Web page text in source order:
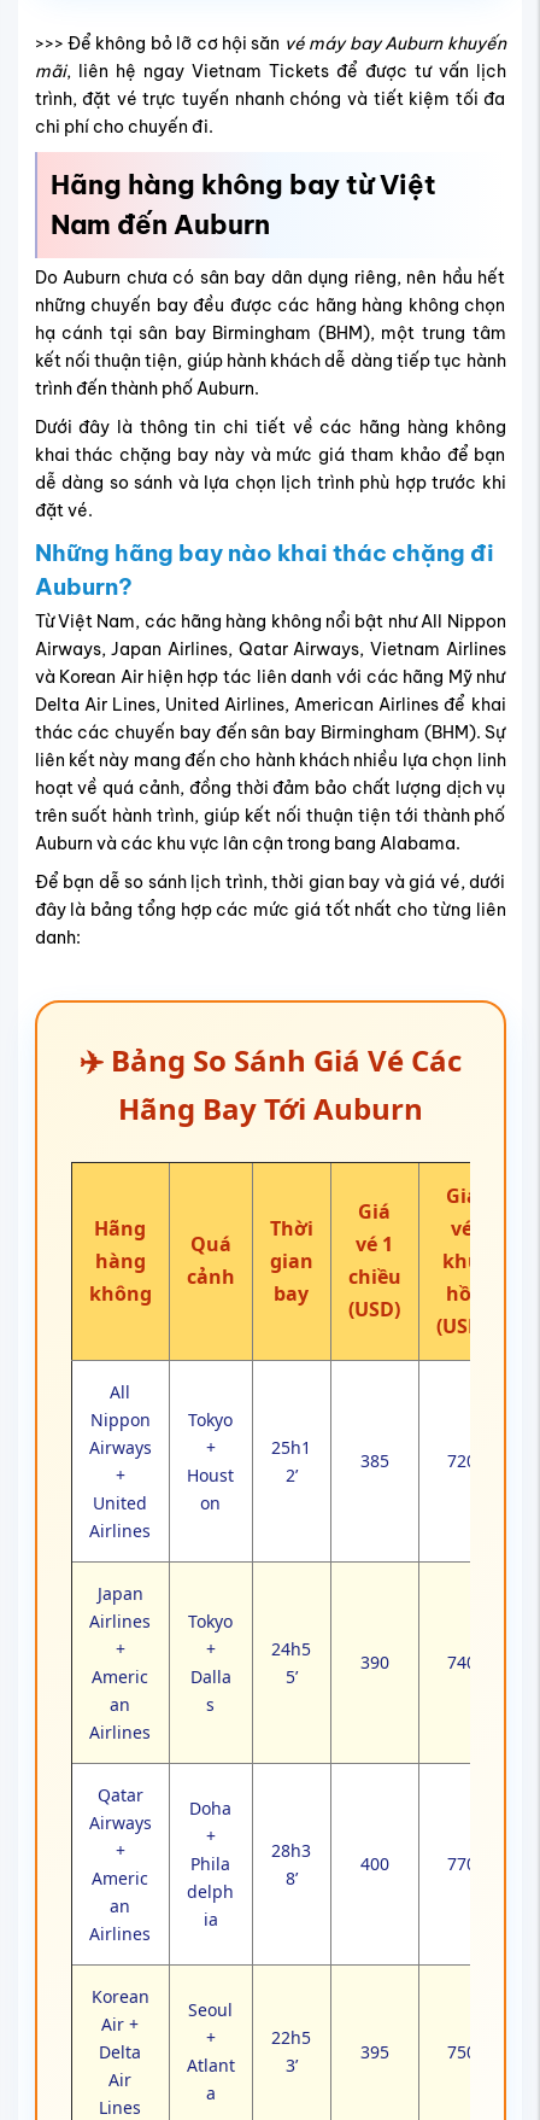
>>> Để không bỏ lỡ cơ hội săn vé máy bay Auburn khuyến
mãi, liên hệ ngay Vietnam Tickets để được tư vấn lịch
trình, đặt vé trực tuyến nhanh chóng và tiết kiệm tối đa
chi phí cho chuyến đi.
Hãng hàng không bay từ Việt
Nam đến Auburn
Do Auburn chưa có sân bay dân dụng riêng, nên hầu hết
những chuyến bay đều được các hãng hàng không chọn
hạ cánh tại sân bay Birmingham (BHM), một trung tâm
kết nối thuận tiện, giúp hành khách dễ dàng tiếp tục hành
trình đến thành phố Auburn.
Dưới đây là thông tin chi tiết về các hãng hàng không
khai thác chặng bay này và mức giá tham khảo để bạn
dễ dàng so sánh và lựa chọn lịch trình phù hợp trước khi
đặt vé.
Những hãng bay nào khai thác chặng đi
Auburn?
Từ Việt Nam, các hãng hàng không nổi bật như All Nippon
Airways, Japan Airlines, Qatar Airways, Vietnam Airlines
và Korean Air hiện hợp tác liên danh với các hãng Mỹ như
Delta Air Lines, United Airlines, American Airlines để khai
thác các chuyến bay đến sân bay Birmingham (BHM). Sự
liên kết này mang đến cho hành khách nhiều lựa chọn linh
hoạt về quá cảnh, đồng thời đảm bảo chất lượng dịch vụ
trên suốt hành trình, giúp kết nối thuận tiện tới thành phố
Auburn và các khu vực lân cận trong bang Alabama.
Để bạn dễ so sánh lịch trình, thời gian bay và giá vé, dưới
đây là bảng tổng hợp các mức giá tốt nhất cho từng liên
danh:
✈️ Bảng So Sánh Giá Vé Các
Hãng Bay Tới Auburn
Hãng
hàng
không
Quá
cảnh
Thời
gian
bay
Giá
vé 1
chiều
(USD)
Giá
vé
khứ
hồi
(USD)
All
Nippon
Airways
+
United
Airlines
Tokyo
+
Houst
on
25h1
2’
385 720
Japan
Airlines
+
Americ
an
Airlines
Tokyo
+
Dalla
s
24h5
5’
390 740
Qatar
Airways
+
Americ
an
Airlines
Doha
+
Phila
delph
ia
28h3
8’
400 770
Korean
Air +
Delta
Air
Lines
Seoul
+
Atlant
a
22h5
3’
395 750